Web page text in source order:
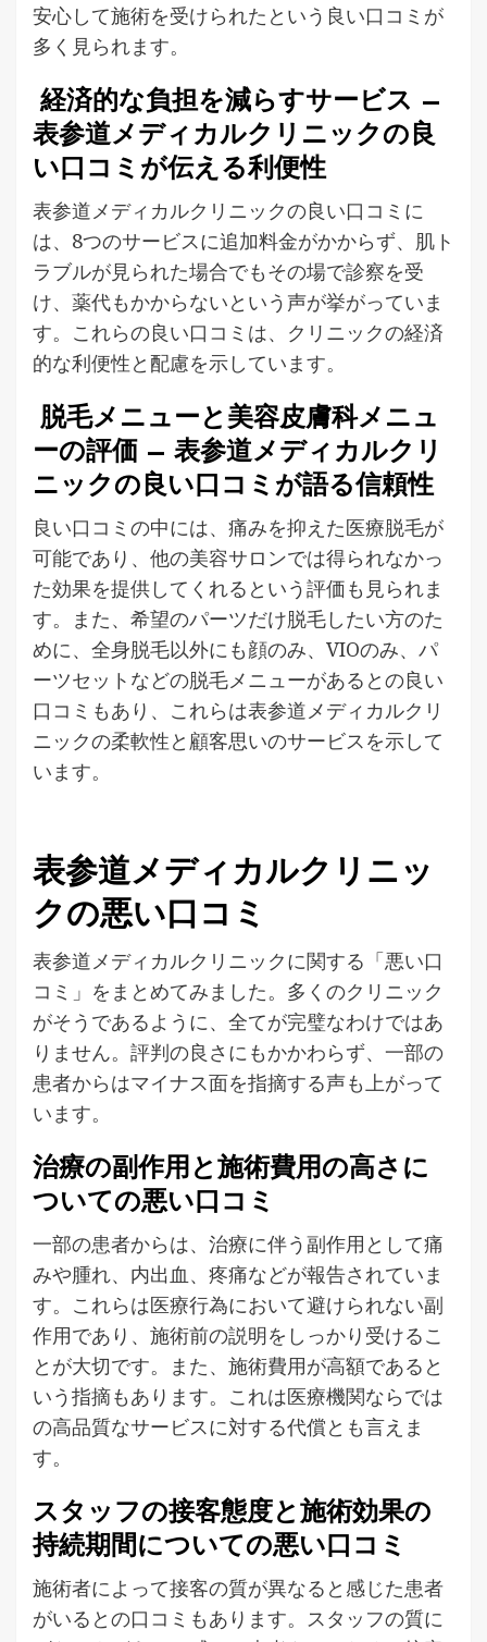
安心して施術を受けられたという良い口コミが
多く見られます。
経済的な負担を減らすサービス –
表参道メディカルクリニックの良
い口コミが伝える利便性
表参道メディカルクリニックの良い口コミに
は、8つのサービスに追加料金がかからず、肌ト
ラブルが見られた場合でもその場で診察を受
け、薬代もかからないという声が挙がっていま
す。これらの良い口コミは、クリニックの経済
的な利便性と配慮を示しています。
脱毛メニューと美容皮膚科メニュ
ーの評価 – 表参道メディカルクリ
ニックの良い口コミが語る信頼性
良い口コミの中には、痛みを抑えた医療脱毛が
可能であり、他の美容サロンでは得られなかっ
た効果を提供してくれるという評価も見られま
す。また、希望のパーツだけ脱毛したい方のた
めに、全身脱毛以外にも顔のみ、VIOのみ、パ
ーツセットなどの脱毛メニューがあるとの良い
口コミもあり、これらは表参道メディカルクリ
ニックの柔軟性と顧客思いのサービスを示して
います。
表参道メディカルクリニッ
クの悪い口コミ
表参道メディカルクリニックに関する「悪い口
コミ」をまとめてみました。多くのクリニック
がそうであるように、全てが完璧なわけではあ
りません。評判の良さにもかかわらず、一部の
患者からはマイナス面を指摘する声も上がって
います。
治療の副作用と施術費用の高さに
ついての悪い口コミ
一部の患者からは、治療に伴う副作用として痛
みや腫れ、内出血、疼痛などが報告されていま
す。これらは医療行為において避けられない副
作用であり、施術前の説明をしっかり受けるこ
とが大切です。また、施術費用が高額であると
いう指摘もあります。これは医療機関ならでは
の高品質なサービスに対する代償とも言えま
す。
スタッフの接客態度と施術効果の
持続期間についての悪い口コミ
施術者によって接客の質が異なると感じた患者
がいるとの口コミもあります。スタッフの質に